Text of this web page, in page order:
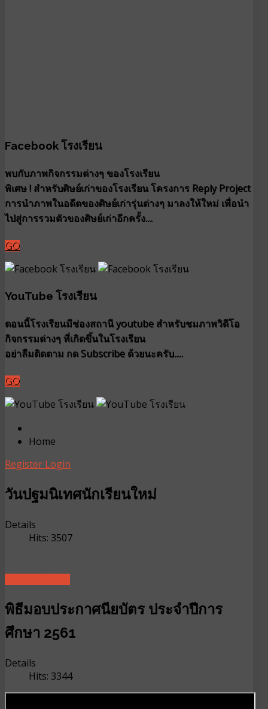
Facebook โรงเรียน
พบกับภาพกิจกรรมต่างๆ ของโรงเรียน
พิเศษ ! สำหรับศิษย์เก่าของโรงเรียน โครงการ Reply Project
การนำภาพในอดีตของศิษย์เก่ารุ่นต่างๆ มาลงให้ใหม่ เพื่อนำ
ไปสู่การรวมตัวของศิษย์เก่าอีกครั้ง....
GO
YouTube โรงเรียน
ตอนนี้โรงเรียนมีช่องสถานี youtube สำหรับชมภาพวิดีโอ
กิจกรรมต่างๆ ที่เกิดขึ้นในโรงเรียน
อย่าลืมติดตาม กด Subscribe ด้วยนะครับ.....
GO
Home
Register Login
วันปฐมนิเทศนักเรียนใหม่
Details
Hits: 3507
พิธีมอบประกาศนียบัตร ประจำปีการ
ศึกษา 2561
Details
Hits: 3344